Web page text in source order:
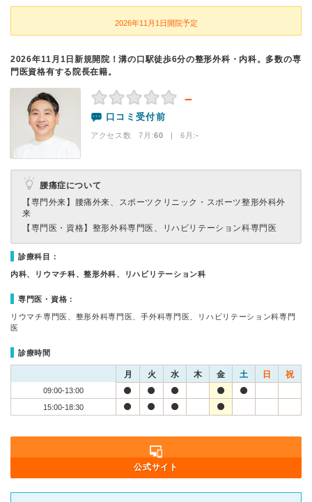
2026年11月1日開院予定
2026年11月1日新規開院！溝の口駅徒歩6分の整形外科・内科。多数の専
門医資格有する院長在籍。
－
口コミ受付前
アクセス数 7月:60 | 6月:-
腰痛症について
【専門外来】
腰痛外来、スポーツクリニック・スポーツ整形外科外
来
【専門医・資格】 整形外科専門医、リハビリテーション科専門医
診療科目：
内科、リウマチ科、整形外科、リハビリテーション科
専門医・資格：
リウマチ専門医、整形外科専門医、手外科専門医、リハビリテーション科専門
医
診療時間
月 火 水 木 金 土 日 祝
09:00-13:00
15:00-18:30
公式サイト